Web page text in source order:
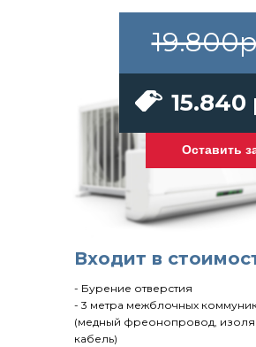
Входит в
Оставить
- Бурение отверстия
- 3 метра межблочных
(медный фреонопровод,
кабель)
15.840